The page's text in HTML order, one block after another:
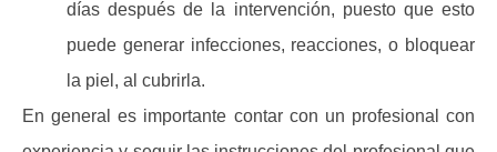
días después de la intervención, puesto que esto
puede generar infecciones, reacciones, o bloquear
la piel, al cubrirla.
En general es importante contar con un profesional con